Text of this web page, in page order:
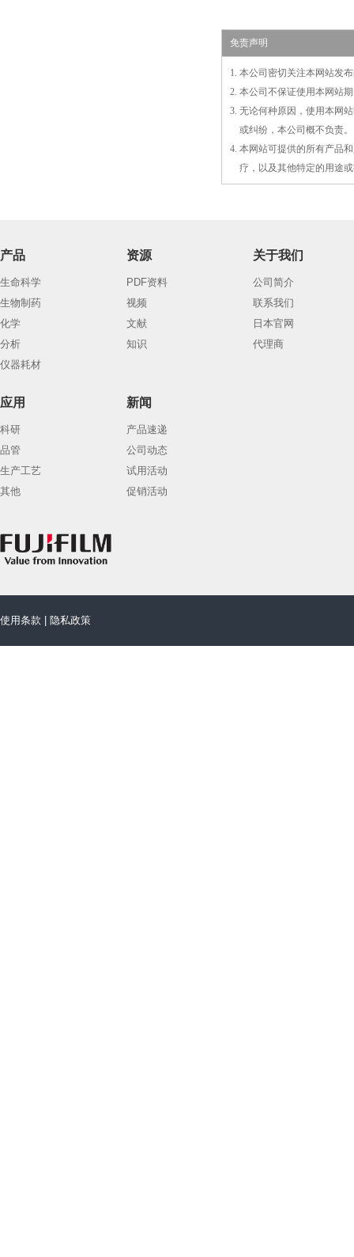
免责声明
1. 本公司密切关注本网站发
2. 本公司不保证使用本网站
3. 无论何种原因，使用本网
或纠纷，本公司概不负责。
4. 本网站可提供的所有产品
疗，以及其他特定的用途
产品
生命科学
生物制药
化学
分析
仪器耗材
资源
PDF资料
视频
文献
知识
关于我们
公司简介
联系我们
日本官网
代理商
应用
科研
品管
生产工艺
其他
新闻
产品速递
公司动态
试用活动
促销活动
使用条款 | 隐私政策